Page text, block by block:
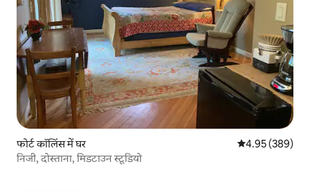
फोर्ट कॉलिंस में घर औसत रेटिंग 5 में से
4.95 (389)
निजी, दोस्ताना, मिडटाउन स्टूडियो